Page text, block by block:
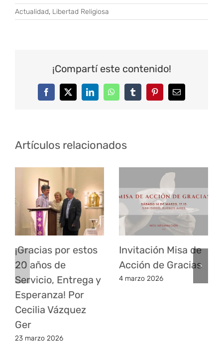
Actualidad, Libertad Religiosa
¡Compartí este contenido!
FacebookTwitterLinkedInWhatsAppTumblrPinterestCorreo
electrónico
Artículos relacionados
¡Gracias por estos
20 años de
Servicio, Entrega y
Esperanza! Por
Cecilia Vázquez
Ger
23 marzo 2026
Invitación Misa de
Acción de Gracias
4 marzo 2026